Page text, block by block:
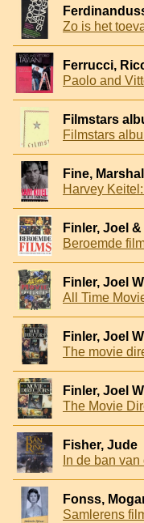
Zo is het
Ferrucci,
Filmstars
Filmstars
Fine, Marshall
Harvey
Beroemde
Finler, Joel
All Time
Finler, Joel
The movie
Finler, Joel
Fisher, Jude
Fonss,